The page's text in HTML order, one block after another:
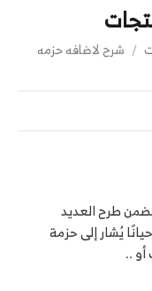
/ شرح لاضافه حزمه
طرح العديد
يُشار إلى حزمة
..